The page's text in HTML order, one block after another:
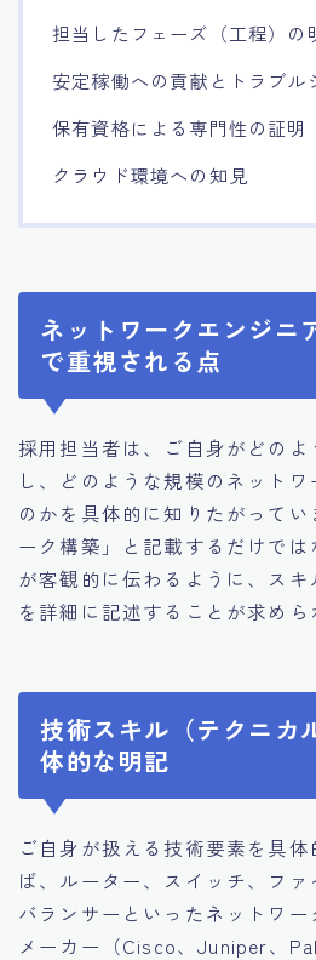
担当したフェーズ（工程）の
安定稼働への貢献とトラブル
保有資格による専門性の証明
クラウド環境への知見
ネットワークエンジニ
で重視される点
採用担当者は、ご自身がどの
し、どのような規模のネット
のかを具体的に知りたがって
ーク構築」と記載するだけで
が客観的に伝わるように、ス
を詳細に記述することが求めら
技術スキル（テクニカ
体的な明記
ご自身が扱える技術要素を具
ば、ルーター、スイッチ、フ
バランサーといったネットワ
メーカー（Cisco、Juniper、